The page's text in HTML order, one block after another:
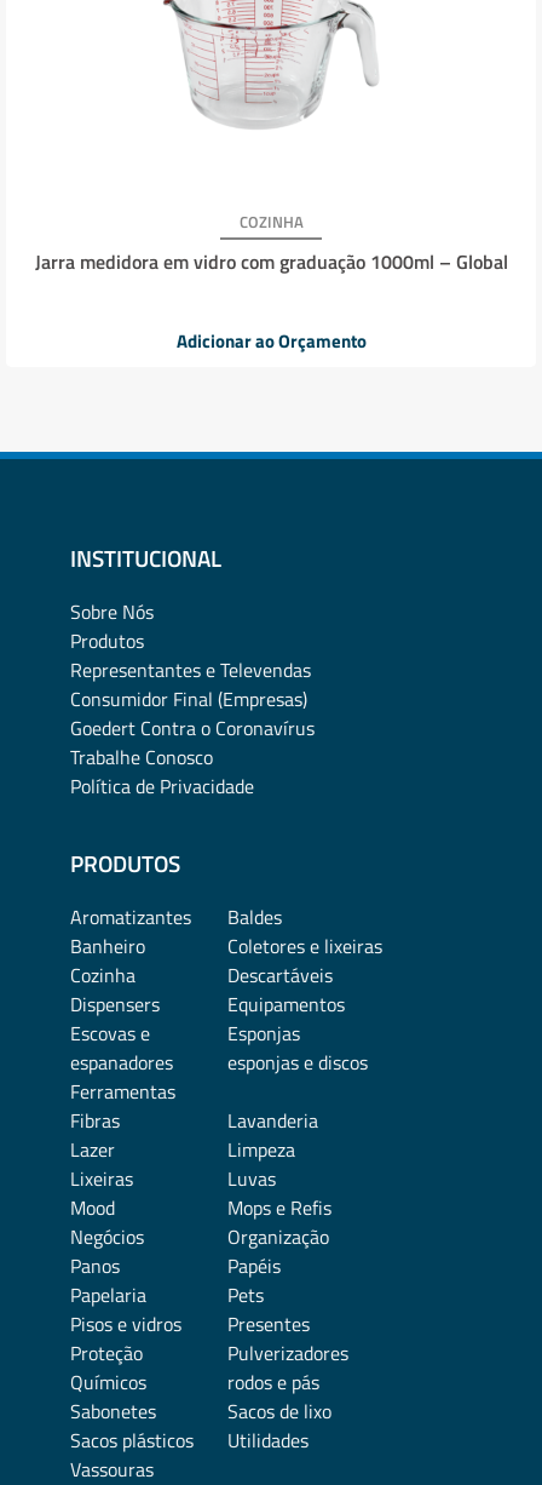
COZINHA
Jarra medidora em vidro com graduação 1000ml – Global
Adicionar ao Orçamento
INSTITUCIONAL
Sobre Nós
Produtos
Representantes e Televendas
Consumidor Final (Empresas)
Goedert Contra o Coronavírus
Trabalhe Conosco
Política de Privacidade
PRODUTOS
Aromatizantes
Baldes
Banheiro
Coletores e lixeiras
Cozinha
Descartáveis
Dispensers
Equipamentos
Escovas e
espanadores
Esponjas
esponjas e discos
Ferramentas
Fibras
Lavanderia
Lazer
Limpeza
Lixeiras
Luvas
Mood
Mops e Refis
Negócios
Organização
Panos
Papéis
Papelaria
Pets
Pisos e vidros
Presentes
Proteção
Pulverizadores
Químicos
rodos e pás
Sabonetes
Sacos de lixo
Sacos plásticos
Utilidades
Vassouras